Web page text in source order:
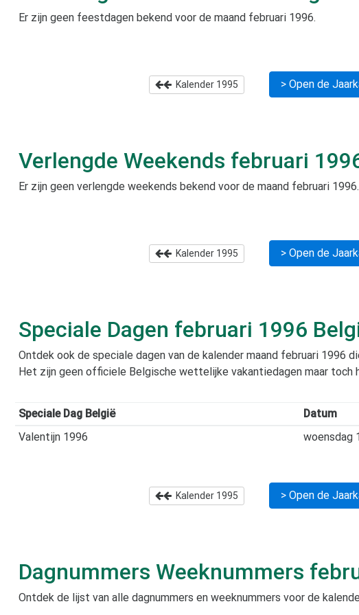
Er zijn geen feestdagen bekend voor de maand februari 1996.
Kalender 1995 > Open de
Verlengde Weekends februari
Er zijn geen verlengde weekends bekend voor de maand februari 1996.
Kalender 1995 > Open de
Speciale Dagen februari 1996
Ontdek ook de speciale dagen van de kalender maand februari 1996
Het zijn geen officiele Belgische wettelijke vakantiedagen maar toch
Speciale Dag België
Datum
Valentijn 1996
woensdag
Kalender 1995 > Open de
Dagnummers Weeknummers
Ontdek de lijst van alle dagnummers en weeknummers voor de